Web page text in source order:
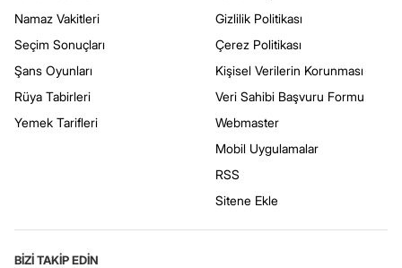
Namaz Vakitleri
Seçim Sonuçları
Şans Oyunları
Rüya Tabirleri
Yemek Tarifleri
Gizlilik Politikası
Çerez Politikası
Kişisel Verilerin Korunması
Veri Sahibi Başvuru Formu
Webmaster
Mobil Uygulamalar
RSS
Sitene Ekle
BİZİ TAKİP EDİN